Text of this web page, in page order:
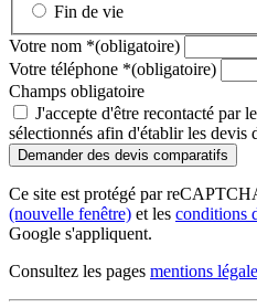
Fin de vie
Votre nom *(obligatoire)
Votre téléphone *(obligatoire)
Champs obligatoire
J'accepte d'être recontacté par
sélectionnés afin d'établir les devis
Ce site est protégé par
(nouvelle fenêtre) et les conditions
Google s'appliquent.
Consultez les pages mentions